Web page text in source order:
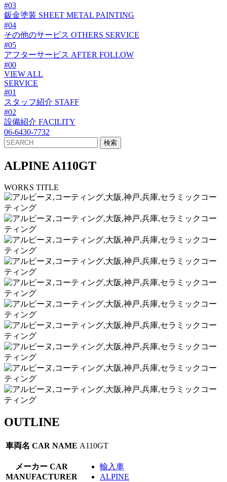
#03
鈑金塗装 SHEET METAL PAINTING
#04
その他のサービス OTHERS SERVICE
#05
アフターサービス AFTER FOLLOW
#00
VIEW ALL
SERVICE
#01
スタッフ紹介 STAFF
#02
設備紹介 FACILITY
06-6430-7732
ALPINE A110GT
WORKS TITLE
OUTLINE
車両名 CAR NAME A110GT
メーカー CAR
MANUFACTURER
輸入車
ALPINE